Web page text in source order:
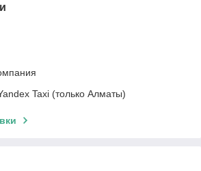
Taxi (только Алматы)